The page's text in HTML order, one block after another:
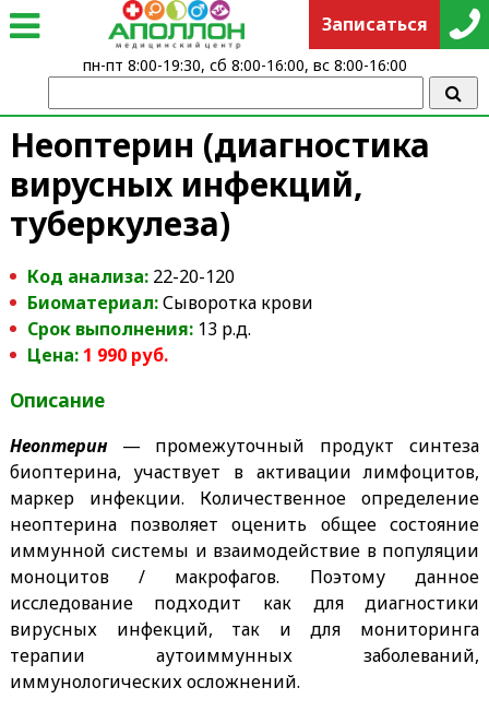
Неоптерин (диагностика
вирусных инфекций,
туберкулеза)
Код анализа: 22-20-120
Биоматериал:Сыворотка крови
Срок выполнения:13 р.д.
Цена: 1 990 руб.
Описание
Неоптерин— промежуточный продукт синтеза
биоптерина, участвует в активации лимфоцитов,
маркер инфекции. Количественное определение
неоптерина позволяет оценить общее состояние
иммунной системы и взаимодействие в популяции
моноцитов / макрофагов. Поэтому данное
исследование подходит как для диагностики
вирусных инфекций, так и для мониторинга
терапии аутоиммунных заболеваний,
иммунологических осложнений.
Записаться
пн-пт 8:00-19:30, сб 8:00-16:00, вс 8:00-16:00